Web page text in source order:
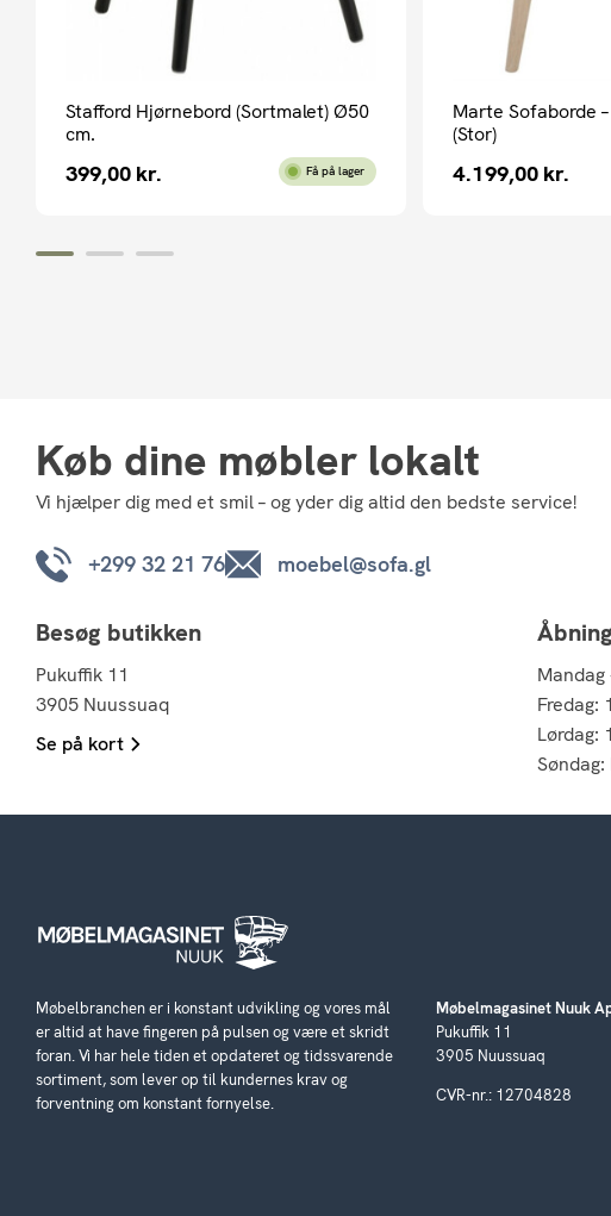
Stafford Hjørnebord (Sortmalet) Ø50
cm.
399,00 kr. Få på lager
Marte Sofaborde
(Stor)
4.199,00 kr.
Køb dine møbler lokalt
Vi hjælper dig med et smil – og yder dig altid den bedste service!
+299 32 21 76 moebel@sofa.gl
Besøg butikken
Pukuffik 11
3905 Nuussuaq
Se på kort
Mandag
Fredag:
Lørdag:
Møbelbranchen er i konstant udvikling og vores mål
er altid at have fingeren på pulsen og være et skridt
foran. Vi har hele tiden et opdateret og tidssvarende
sortiment, som lever op til kundernes krav og
forventning om konstant fornyelse.
Møbelmagasinet Nuuk
Pukuffik 11
3905 Nuussuaq
CVR-nr.: 12704828